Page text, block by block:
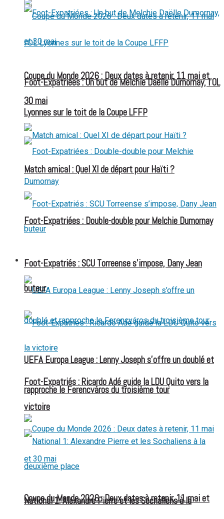
Foot-Expatriées : Un but de Melchie Daëlle Dumornay, l’OL
Lyonnes sur le toit de la Coupe LFFP
Foot-Expatriées : Double-double pour Melchie Dumornay
FOOT EXPATRIÉS
UEFA Europa League : Lenny Joseph s’offre un doublé et
rapproche le Ferencváros du troisième tour
Coupe du Monde 2026 : Deux dates à retenir, 11 mai et
Coupe du Monde 2026 : Deux dates à retenir, 11 mai et
30 mai
Match amical : Quel XI de départ pour Haïti ?
Foot-Expatriés : SCU Torreense s’impose, Dany Jean
buteur
Foot-Expatriés : Ricardo Adé guide la LDU Quito vers la
victoire
National 1: Alexandre Pierre et les Sochaliens à la